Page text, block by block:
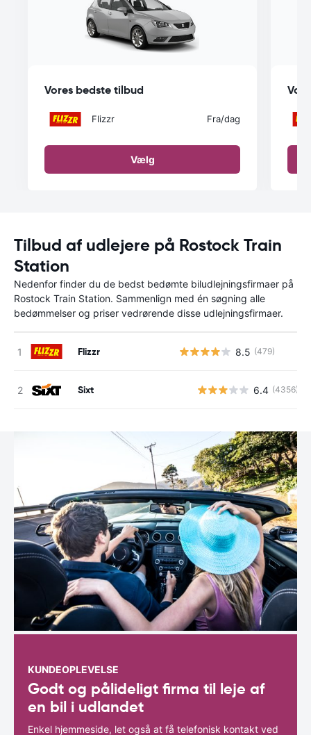
Vores bedste tilbud
Flizzr Fra/dag
Vælg
Tilbud af udlejere på Rostock Train
Station
Nedenfor finder du de bedst bedømte biludlejningsfirmaer på
Rostock Train Station. Sammenlign med én søgning alle
bedømmelser og priser vedrørende disse udlejningsfirmaer.
Flizzr 8.5 (479)
Sixt 6.4 (4356)
KUNDEOPLEVELSE
Godt og pålideligt firma til leje af
en bil i udlandet
Enkel hjemmeside, let også at få telefonisk kontakt ved